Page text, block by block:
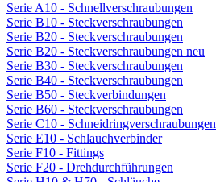
Serie A10 - Schnellverschraubungen
Serie B10 - Steckverschraubungen
Serie B20 - Steckverschraubungen
Serie B20 - Steckverschraubungen neu
Serie B30 - Steckverschraubungen
Serie B40 - Steckverschraubungen
Serie B50 - Steckverbindungen
Serie B60 - Steckverschraubungen
Serie C10 - Schneidringverschraubungen
Serie E10 - Schlauchverbinder
Serie F10 - Fittings
Serie F20 - Drehdurchführungen